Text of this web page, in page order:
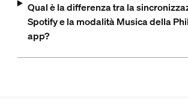
Qual è la differenza tra la
Spotify e la modalità Musica della
app?